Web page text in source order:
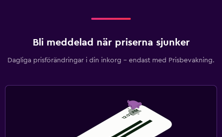
Bli meddelad när priserna sjunker
Dagliga prisförändringar i din inkorg – endast med Prisbevakning.